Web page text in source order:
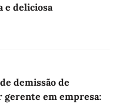
e deliciosa
demissão de
em empresa: